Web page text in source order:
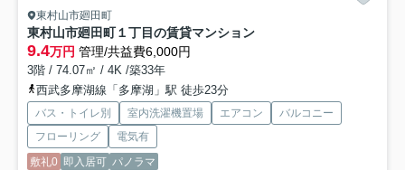
東村山市廻田町
東村山市廻田町１丁目の賃貸マンション
9.4万円 管理/共益費6,000円
3階 / 74.07㎡ / 4K /築33年
西武多摩湖線「多摩湖」駅 徒歩23分
バス・トイレ別 室内洗濯機置場 エアコン
バルコニー
フローリング
電気有
敷礼0 即入居可 パノラマ